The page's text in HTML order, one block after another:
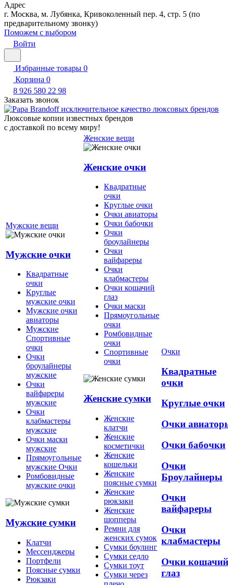
Адрес
г. Москва, м. Лубянка, Кривоколенный пер. 4, стр. 5 (по
предварительному звонку)
Поможем с выбором
Войти
Избранные товары 0
Корзина 0
8 926 580 22 98
Заказать звонок
Люксовые копии известных брендов
с доставкой по всему миру!
Мужские вещи
Мужские очки
Квадратные
очки
Круглые
мужские очки
Мужские очки
авиаторы
Мужские
Спортивные
очки
Очки
броулайнеры
мужские
Очки
вайфареры
мужские
Очки
клабмастеры
мужские
Очки маски
мужские
Прямоугольные
мужские Очки
Ромбовидные
мужские очки
Мужские сумки
Клатчи
Мессенджеры
Портфели
Поясные сумки
Рюкзаки
Женские вещи
Женские очки
Квадратные
очки
Круглые очки
Очки авиаторы
Очки бабочки
Очки
броулайнеры
Очки
вайфареры
Очки
клабмастеры
Очки кошачий
глаз
Очки маски
Прямоугольные
очки
Ромбовидные
очки
Спортивные
очки
Женские сумки
Женские
клатчи
Женские
косметички
Женские
кошельки
Женские
поясные сумки
Женские
рюкзаки
Женские
шопперы
Ремни для
женских сумок
Сумки боулинг
Сумки седло
Сумки тоут
Сумки через
Очки
Квадратные
очки
Круглые очки
Очки
Очки бабочки
Очки
Броулайнеры
Очки
вайфареры
Очки
клабмастеры
Очки кошачий
глаз